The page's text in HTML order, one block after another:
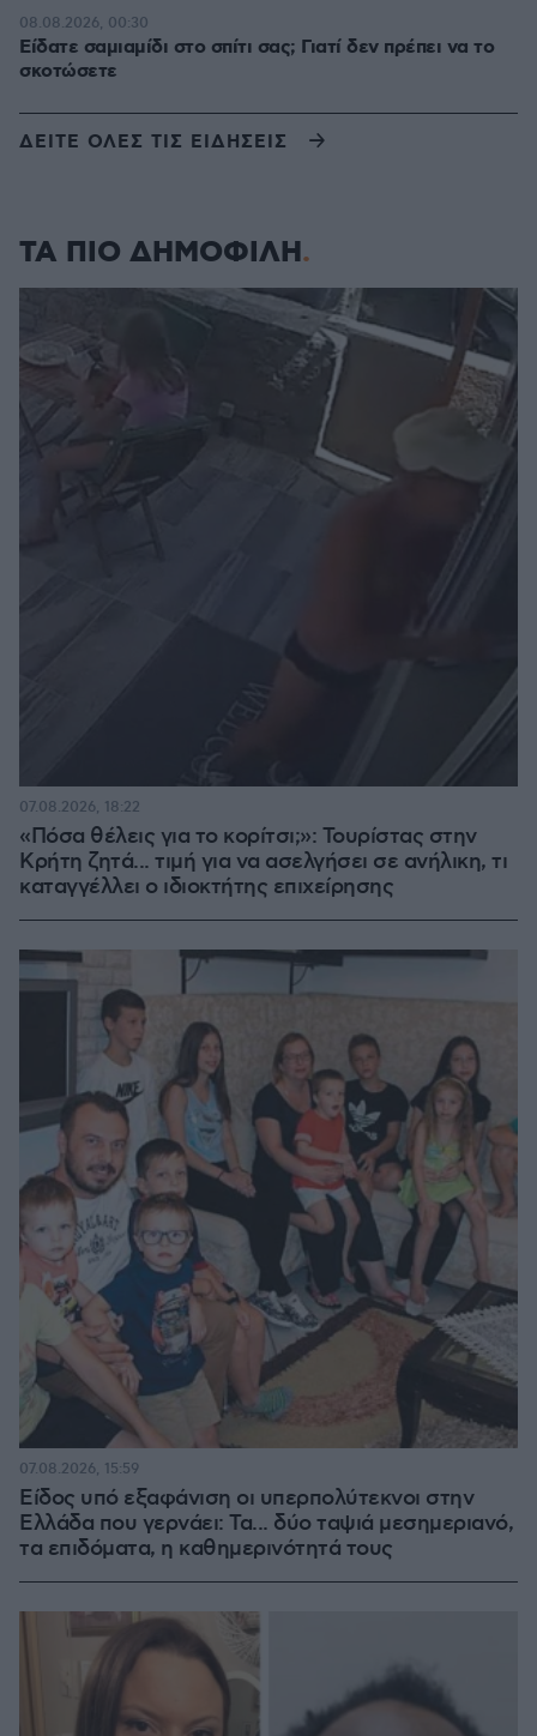
Είδατε σαμιαμίδι στο σπίτι σας; Γιατί δεν πρέπει να το
σκοτώσετε
08.08.2026, 00:30
ΔΕΙΤΕ ΟΛΕΣ ΤΙΣ ΕΙΔΗΣΕΙΣ
ΤΑ ΠΙΟ ΔΗΜΟΦΙΛΗ
«Πόσα θέλεις για το κορίτσι;»: Τουρίστας στην
Κρήτη ζητά... τιμή για να ασελγήσει σε ανήλικη, τι
καταγγέλλει ο ιδιοκτήτης επιχείρησης
07.08.2026, 18:22
Είδος υπό εξαφάνιση οι υπερπολύτεκνοι στην
Ελλάδα που γερνάει: Τα... δύο ταψιά μεσημεριανό,
τα επιδόματα, η καθημερινότητά τους
07.08.2026, 15:59